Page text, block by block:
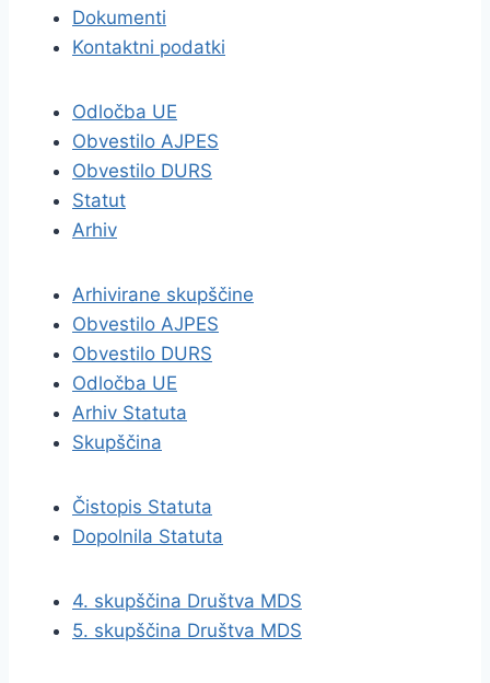
Dokumenti
Kontaktni podatki
Odločba UE
Obvestilo AJPES
Obvestilo DURS
Statut
Arhiv
Arhivirane skupščine
Obvestilo AJPES
Obvestilo DURS
Odločba UE
Arhiv Statuta
Skupščina
Čistopis Statuta
Dopolnila Statuta
4. skupščina Društva MDS
5. skupščina Društva MDS